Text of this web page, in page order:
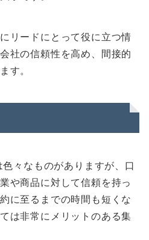
リードにとって役に立つ情
社の信頼性を高め、間接的
す。
々なものがありますが、口
や商品に対して信頼を持っ
に至るまでの時間も短くな
は非常にメリットのある集